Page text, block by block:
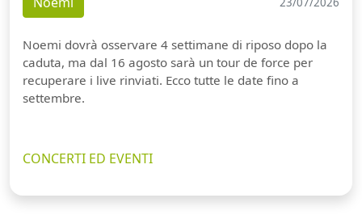
Noemi dovrà osservare 4 settimane di riposo dopo la
caduta, ma dal 16 agosto sarà un tour de force per
recuperare i live rinviati. Ecco tutte le date fino a
settembre.
CONCERTI ED EVENTI